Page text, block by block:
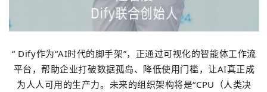
“ Dify作为“AI时代的脚手架”，正通过可视化的智能体工作流
平台，帮助企业打破数据孤岛、降低使用门槛，让AI真正成
为人人可用的生产力。未来的组织架构将是“CPU（人类决